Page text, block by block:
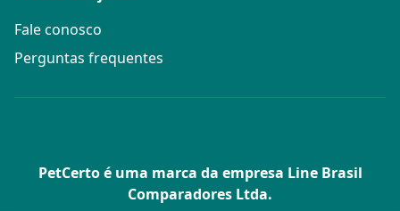
Fale conosco
Perguntas frequentes
PetCerto é uma marca da empresa Line Brasil
Comparadores Ltda.